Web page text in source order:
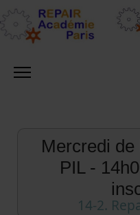
Mercredi
PIL -
14-2.